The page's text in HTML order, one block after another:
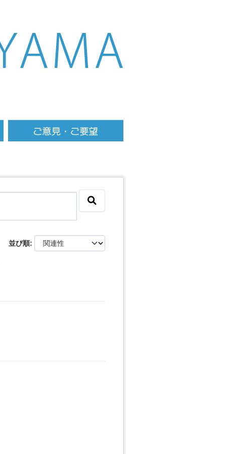
並び順